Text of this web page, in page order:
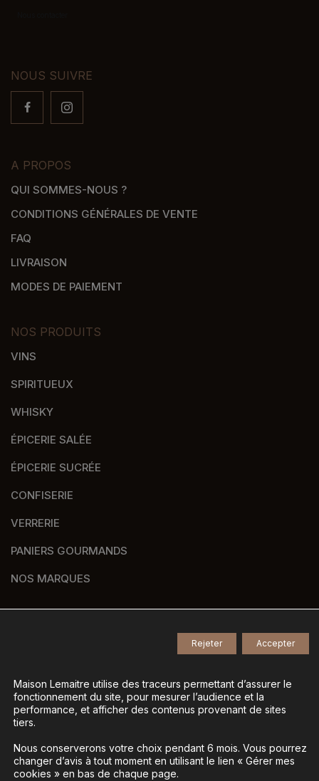
NOUS SUIVRE
A PROPOS
QUI SOMMES-NOUS ?
CONDITIONS GÉNÉRALES DE VENTE
FAQ
LIVRAISON
MODES DE PAIEMENT
NOS PRODUITS
VINS
SPIRITUEUX
WHISKY
ÉPICERIE SALÉE
ÉPICERIE SUCRÉE
CONFISERIE
VERRERIE
PANIERS GOURMANDS
NOS MARQUES
Tous droits réservés -
Mentions légales-
Gestion des données personnelles-
Gérer mes cookies
La vente d’alcool est interdite aux mineurs - L’abus
Maison Lemaitre utilise des traceurs permettant d’assurer le
fonctionnement du site, pour mesurer l’audience et la
performance, et afficher des contenus provenant de sites
tiers.
Nous conserverons votre choix pendant 6 mois. Vous pourrez
changer d’avis à tout moment en utilisant le lien « Gérer mes
cookies » en bas de chaque page.
Accepter
Rejeter